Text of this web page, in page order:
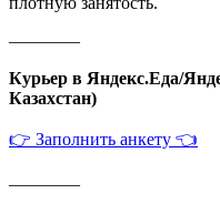
————
Курьер в Яндекс.Еда/
Казахстан)
👉 Заполнить анкету 👈
————